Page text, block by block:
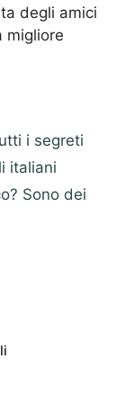
degli amici
migliore
i segreti
italiani
Sono dei